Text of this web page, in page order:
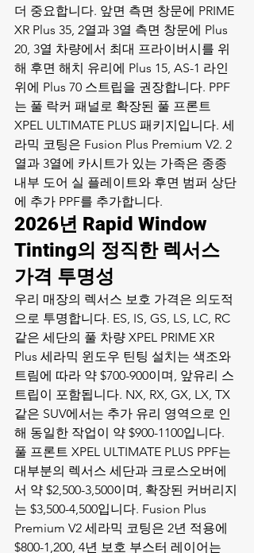
더 중요합니다. 앞면 측면 창문에 PRIME
XR Plus 35, 2열과 3열 측면 창문에 Plus
20, 3열 차량에서 최대 프라이버시를 위
해 후면 해치 유리에 Plus 15, AS-1 라인
위에 Plus 70 스트립을 권장합니다. PPF
는 풀 락커 패널로 확장된 풀 프론트
XPEL ULTIMATE PLUS 패키지입니다. 세
라믹 코팅은 Fusion Plus Premium V2. 2
열과 3열에 카시트가 있는 가족은 종종
내부 도어 실 플레이트와 후면 범퍼 상단
에 추가 PPF를 추가합니다.
2026년 Rapid Window
Tinting의 정직한 렉서스
가격 투명성
우리 매장의 렉서스 보호 가격은 의도적
으로 투명합니다. ES, IS, GS, LS, LC, RC
같은 세단의 풀 차량 XPEL PRIME XR
Plus 세라믹 윈도우 틴팅 설치는 색조와
트림에 따라 약 $700-900이며, 앞유리 스
트립이 포함됩니다. NX, RX, GX, LX, TX
같은 SUV에서는 추가 유리 영역으로 인
해 동일한 작업이 약 $900-1100입니다.
풀 프론트 XPEL ULTIMATE PLUS PPF는
대부분의 렉서스 세단과 크로스오버에
서 약 $2,500-3,500이며, 확장된 커버리지
는 $3,500-4,500입니다. Fusion Plus
Premium V2 세라믹 코팅은 2년 적용에
$800-1,200, 4년 보호 부스터 레이어는